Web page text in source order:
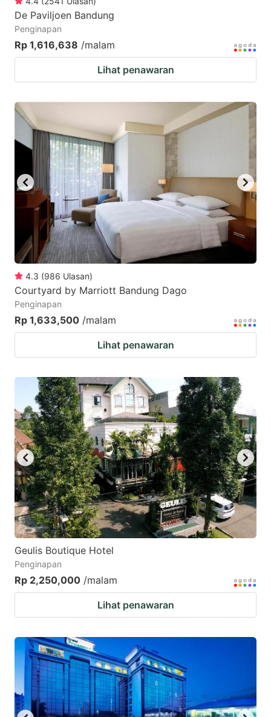
De Paviljoen Bandung
Penginapan
Rp 1,616,638 /malam
Lihat penawaran
4.3 (986 Ulasan)
Courtyard by Marriott Bandung Dago
Penginapan
Rp 1,633,500 /malam
Lihat penawaran
Geulis Boutique Hotel
Penginapan
Rp 2,250,000 /malam
Lihat penawaran